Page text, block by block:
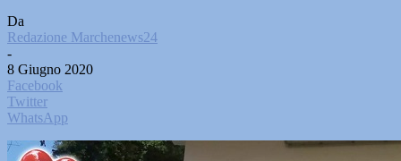
Da
Redazione Marchenews24
-
8 Giugno 2020
Facebook
Twitter
WhatsApp